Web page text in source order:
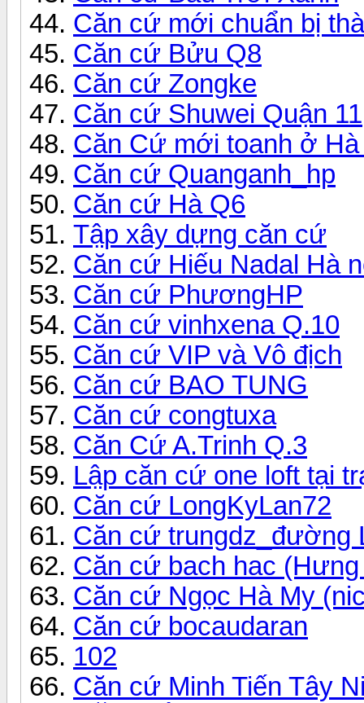
Căn cứ mới chuẩn bị
Căn cứ Bửu Q8
Căn cứ Zongke
Căn cứ Shuwei Quận 11
Căn Cứ mới toanh ở Hà
Căn cứ Quanganh_hp
Căn cứ Hà Q6
Tập xây dựng căn cứ
Căn cứ Hiếu Nadal Hà
Căn cứ PhươngHP
Căn cứ vinhxena Q.10
Căn cứ VIP và Vô địch
Căn cứ BAO TUNG
Căn cứ congtuxa
Căn Cứ A.Trinh Q.3
Lập căn cứ one loft tại
Căn cứ LongKyLan72
Căn cứ trungdz_đường
Căn cứ bach hac (Hưng
Căn cứ Ngọc Hà My
Căn cứ bocaudaran
102
Căn cứ Minh Tiến Tây